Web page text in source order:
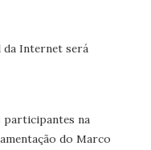
da Internet será
participantes na
do Marco